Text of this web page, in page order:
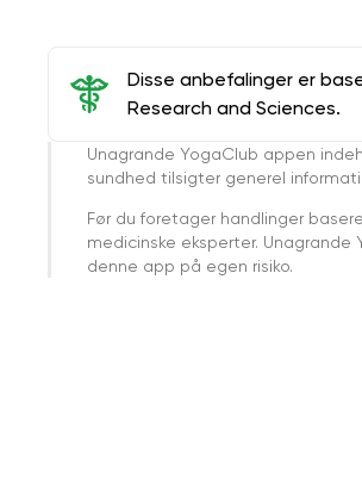
Disse anbefalinger er
Research and Sciences.
Unagrande YogaClub appen
sundhed tilsigter generel
Før du foretager handlinger
medicinske eksperter. Unagrande
denne app på egen risiko.